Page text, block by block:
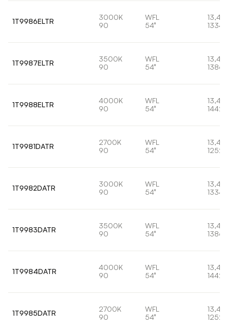
1T9986ELTR
3000K
90
WFL
54°
13,4W
1T9987ELTR
3500K
90
WFL
54°
13,4W
1T9988ELTR
4000K
90
WFL
54°
13,4W
1T9981DATR
2700K
90
WFL
54°
13,4W
1T9982DATR
3000K
90
WFL
54°
13,4W
1T9983DATR
3500K
90
WFL
54°
13,4W
1T9984DATR
4000K
90
WFL
54°
13,4W
1T9985DATR
2700K
90
WFL
54°
13,4W